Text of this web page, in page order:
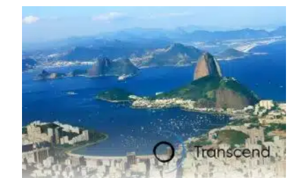
insumo, a sucata, devido, sobretudo, ao interesse chinês
pela matéria-prima.